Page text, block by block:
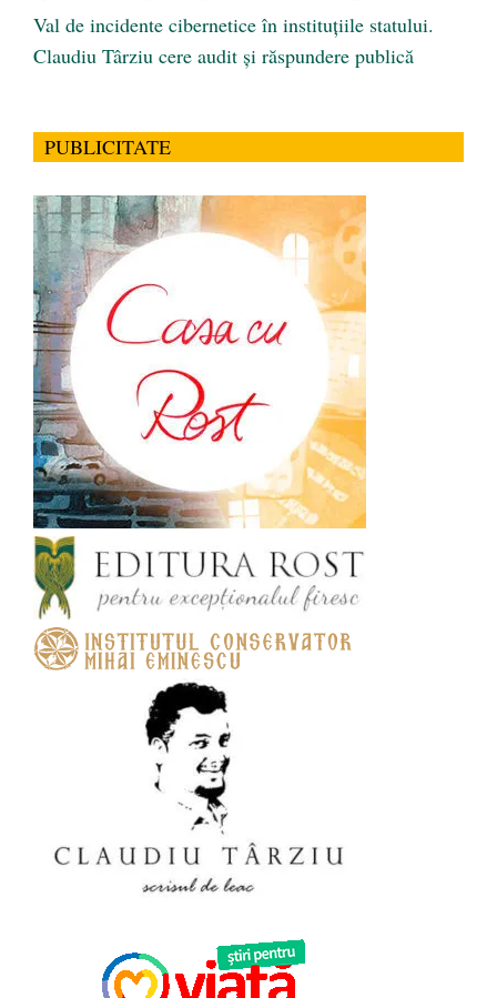
Val de incidente cibernetice în instituțiile statului.
Claudiu Târziu cere audit și răspundere publică
PUBLICITATE